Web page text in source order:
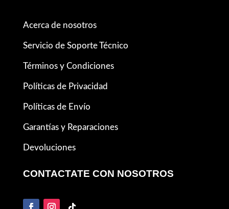
Acerca de nosotros
Servicio de Soporte Técnico
Términos y Condiciones
Políticas de Privacidad
Políticas de Envío
Garantías y Reparaciones
Devoluciones
CONTACTATE CON NOSOTROS